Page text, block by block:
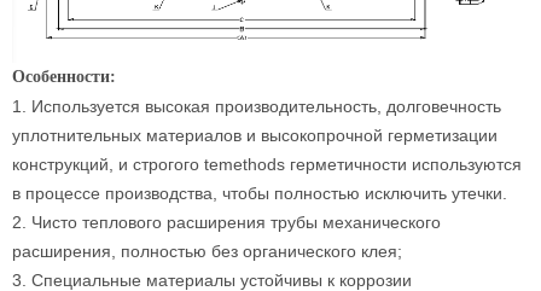
Особенности:
1. Используется высокая производительность, долговечность
уплотнительных материалов и высокопрочной герметизации
конструкций, и строгого temethods герметичности используются
в процессе производства, чтобы полностью исключить утечки.
2. Чисто теплового расширения трубы механического
расширения, полностью без органического клея;
3. Специальные материалы устойчивы к коррозии